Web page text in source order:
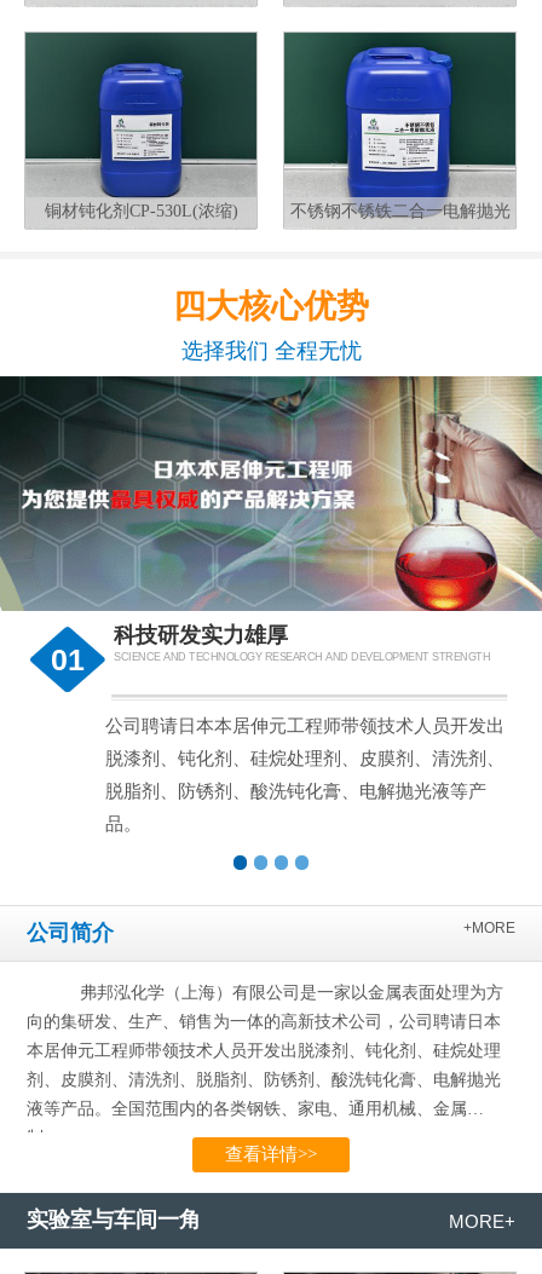
铜材钝化剂CP-530L(浓缩)
不锈钢不锈铁二合一电解抛光
四大核心优势
选择我们 全程无忧
01
科技研发实力雄厚
SCIENCE AND TECHNOLOGY RESEARCH AND DEVELOPMENT STRENGTH
公司聘请日本本居伸元工程师带领技术人员开发出
脱漆剂、钝化剂、硅烷处理剂、皮膜剂、清洗剂、
脱脂剂、防锈剂、酸洗钝化膏、电解抛光液等产
品。
公司简介 +MORE
弗邦泓化学（上海）有限公司是一家以金属表面处理为方
向的集研发、生产、销售为一体的高新技术公司，公司聘请日本
本居伸元工程师带领技术人员开发出脱漆剂、钝化剂、硅烷处理
剂、皮膜剂、清洗剂、脱脂剂、防锈剂、酸洗钝化膏、电解抛光
液等产品。全国范围内的各类钢铁、家电、通用机械、金属
制…...
查看详情>>
实验室与车间一角 MORE+